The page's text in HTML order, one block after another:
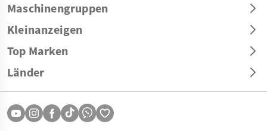
Maschinengruppen
Kleinanzeigen
Top Marken
Länder